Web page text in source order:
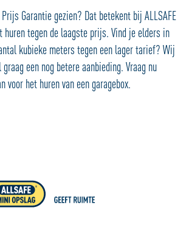
Garantie gezien? Dat betekent bij ALLSAFE
huren tegen de laagste prijs. Vind je elders in
kubieke meters tegen een lager tarief? Wij
een nog betere aanbieding. Vraag nu
voor het huren van een garagebox.